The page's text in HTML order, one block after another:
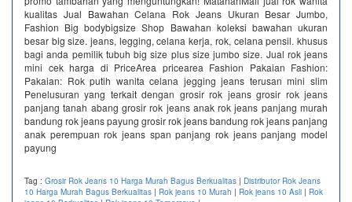
kualitas Jual Bawahan Celana Rok Jeans Ukuran Besar Jumbo,
Fashion Big bodybigsize Shop Bawahan koleksi bawahan ukuran
besar big size. jeans, legging, celana kerja, rok, celana pensil. khusus
bagi anda pemilik tubuh big size plus size jumbo size. Jual rok jeans
mini cek harga di PriceArea pricearea Fashion Pakaian Fashion:
Pakaian: Rok putih wanita celana jegging jeans terusan mini slim
Penelusuran yang terkait dengan grosir rok jeans grosir rok jeans
panjang tanah abang grosir rok jeans anak rok jeans panjang murah
bandung rok jeans payung grosir rok jeans bandung rok jeans panjang
anak perempuan rok jeans span panjang rok jeans panjang model
payung
Tag : Grosir Rok Jeans 10 Harga Murah Bagus Berkualitas | Distributor Rok Jeans
10 Harga Murah Bagus Berkualitas | Rok jeans 10 Murah | Rok jeans 10 Asli | Rok